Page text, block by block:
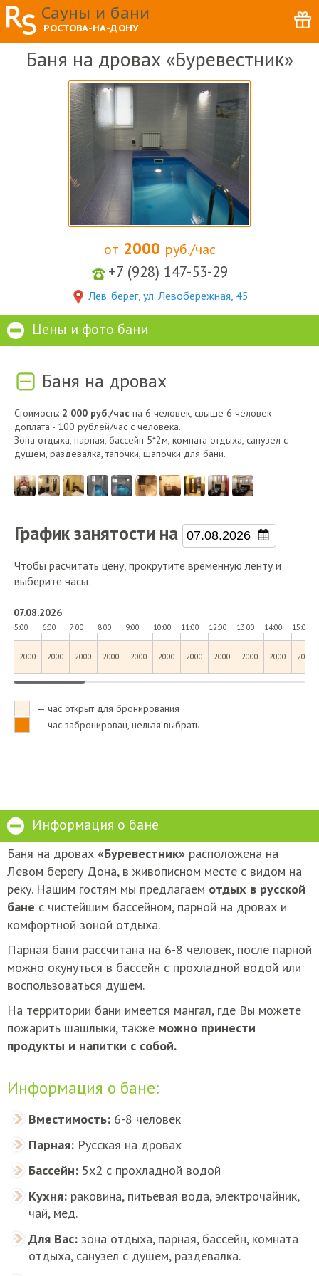
Сауны и бани
РОСТОВА-НА-ДОНУ
Баня на дровах «Буревестник»
от 2000 руб./час
+7 (928) 147-53-29
Лев. берег, ул. Левобережная, 45
Цены и фото бани
Баня на дровах
Стоимость: 2 000 руб./час на 6 человек, свыше 6 человек
доплата - 100 рублей/час с человека.
Зона отдыха, парная, бассейн 5*2м, комната отдыха, санузел с
душем, раздевалка, тапочки, шапочки для бани.
График занятости на
Чтобы расчитать цену, прокрутите временную ленту и
выберите часы:
07.08.2026
5:00 6:00 7:00 8:00 9:00 10:00 11:00 12:00 13:00 14:00 15:00
2000 2000 2000 2000 2000 2000 2000 2000 2000 2000 2000
— час открыт для бронирования
— час забронирован, нельзя выбрать
Информация о бане
Баня на дровах «Буревестник» расположена на
Левом берегу Дона, в живописном месте с видом на
реку. Нашим гостям мы предлагаем отдых в русской
бане с чистейшим бассейном, парной на дровах и
комфортной зоной отдыха.
Парная бани рассчитана на 6-8 человек, после парной
можно окунуться в бассейн с прохладной водой или
воспользоваться душем.
На территории бани имеется мангал, где Вы можете
пожарить шашлыки, также можно принести
продукты и напитки с собой.
Информация о бане:
Вместимость: 6-8 человек
Парная: Русская на дровах
Бассейн: 5х2 с прохладной водой
Кухня: раковина, питьевая вода, электрочайник,
чай, мед.
Для Вас: зона отдыха, парная, бассейн, комната
отдыха, санузел с душем, раздевалка.